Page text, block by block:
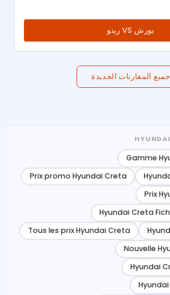
بورش VS رينو
جميع المقارنات الجديدة
Gamme
Prix promo Hyundai Creta
Prix
Hyundai Creta
Tous les prix Hyundai Creta
Nouvelle
Hyundai